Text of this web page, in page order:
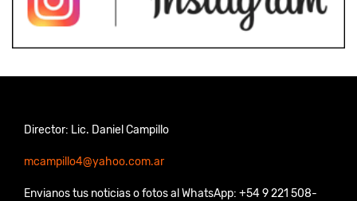
Director: Lic. Daniel Campillo
mcampillo4@yahoo.com.ar
Envianos tus noticias o fotos al WhatsApp: +54 9 221 508-